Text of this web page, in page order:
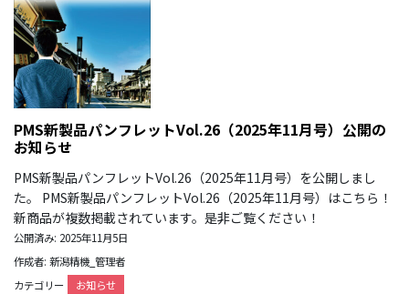
PMS新製品パンフレットVol.26（2025年11月号）公開の
お知らせ
PMS新製品パンフレットVol.26（2025年11月号）を公開しまし
た。 PMS新製品パンフレットVol.26（2025年11月号）はこちら！
新商品が複数掲載されています。是非ご覧ください！
公開済み: 2025年11月5日
作成者: 新潟精機_管理者
カテゴリー
お知らせ